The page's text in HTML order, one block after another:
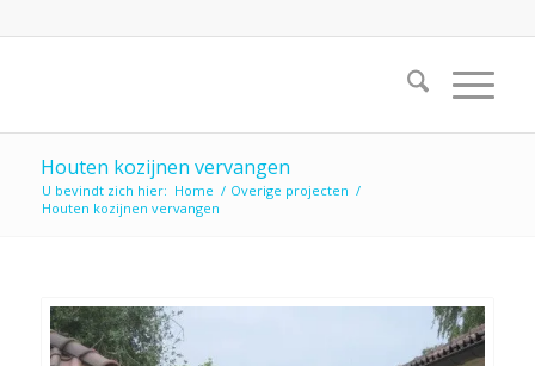
Houten kozijnen vervangen
U bevindt zich hier: Home / Overige projecten /
Houten kozijnen vervangen